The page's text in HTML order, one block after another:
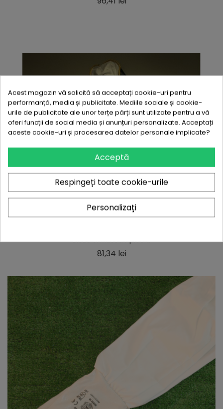
Bluza Si Masca Apicola
81,34 leiPret
Acest magazin vă solicită să acceptați cookie-uri pentru
performanță, media și publicitate. Mediile sociale și cookie-
urile de publicitate ale unor terțe părți sunt utilizate pentru a vă
oferi funcții de social media și anunțuri personalizate. Acceptați
aceste cookie-uri și procesarea datelor personale implicate?
Acceptă
Respingeți toate cookie-urile
Personalizați